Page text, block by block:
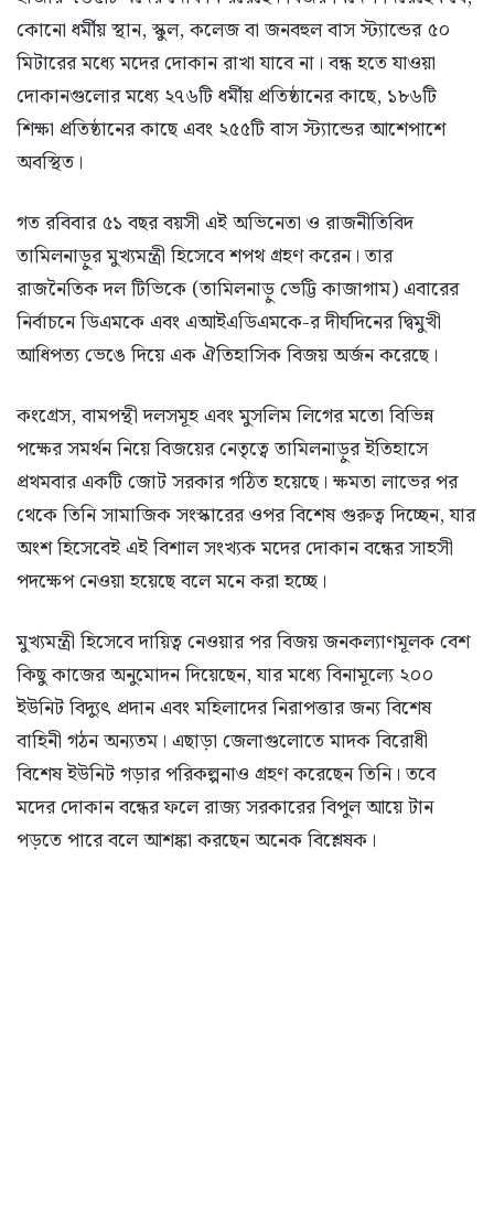
কোনো ধর্মীয় স্থান, স্কুল, কলেজ বা জনবহুল বাস স্ট্যান্ডের ৫০
মিটারের মধ্যে মদের দোকান রাখা যাবে না। বন্ধ হতে যাওয়া
দোকানগুলোর মধ্যে ২৭৬টি ধর্মীয় প্রতিষ্ঠানের কাছে, ১৮৬টি
শিক্ষা প্রতিষ্ঠানের কাছে এবং ২৫৫টি বাস স্ট্যান্ডের আশেপাশে
অবস্থিত।
গত রবিবার ৫১ বছর বয়সী এই অভিনেতা ও রাজনীতিবিদ
তামিলনাড়ুর মুখ্যমন্ত্রী হিসেবে শপথ গ্রহণ করেন। তার
রাজনৈতিক দল টিভিকে (তামিলনাড়ু ভেট্টি কাজাগাম) এবারের
নির্বাচনে ডিএমকে এবং এআইএডিএমকে-র দীর্ঘদিনের দ্বিমুখী
আধিপত্য ভেঙে দিয়ে এক ঐতিহাসিক বিজয় অর্জন করেছে।
কংগ্রেস, বামপন্থী দলসমূহ এবং মুসলিম লিগের মতো বিভিন্ন
পক্ষের সমর্থন নিয়ে বিজয়ের নেতৃত্বে তামিলনাড়ুর ইতিহাসে
প্রথমবার একটি জোট সরকার গঠিত হয়েছে। ক্ষমতা লাভের পর
থেকে তিনি সামাজিক সংস্কারের ওপর বিশেষ গুরুত্ব দিচ্ছেন, যার
অংশ হিসেবেই এই বিশাল সংখ্যক মদের দোকান বন্ধের সাহসী
পদক্ষেপ নেওয়া হয়েছে বলে মনে করা হচ্ছে।
মুখ্যমন্ত্রী হিসেবে দায়িত্ব নেওয়ার পর বিজয় জনকল্যাণমূলক বেশ
কিছু কাজের অনুমোদন দিয়েছেন, যার মধ্যে বিনামূল্যে ২০০
ইউনিট বিদ্যুৎ প্রদান এবং মহিলাদের নিরাপত্তার জন্য বিশেষ
বাহিনী গঠন অন্যতম। এছাড়া জেলাগুলোতে মাদক বিরোধী
বিশেষ ইউনিট গড়ার পরিকল্পনাও গ্রহণ করেছেন তিনি। তবে
মদের দোকান বন্ধের ফলে রাজ্য সরকারের বিপুল আয়ে টান
পড়তে পারে বলে আশঙ্কা করছেন অনেক বিশ্লেষক।